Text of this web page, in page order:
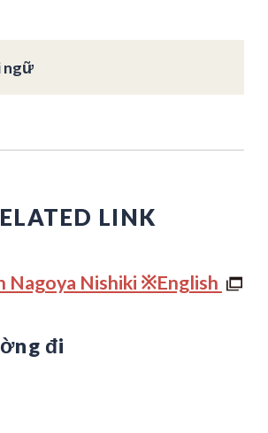
ngữ
LINK
Nagoya Nishiki ※English
đi